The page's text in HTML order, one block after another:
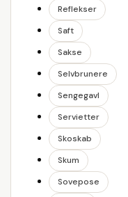
Reflekser
Saft
Sakse
Selvbrunere
Sengegavl
Servietter
Skoskab
Skum
Sovepose